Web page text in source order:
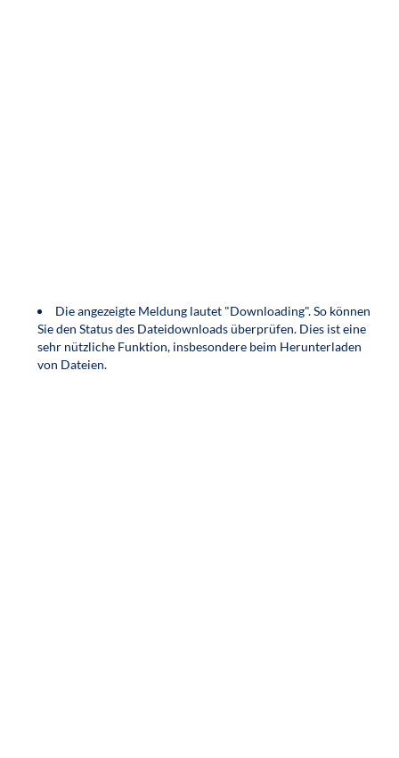
Die angezeigte Meldung lautet "Downloading". So können
Sie den Status des Dateidownloads überprüfen. Dies ist eine
sehr nützliche Funktion, insbesondere beim Herunterladen
von Dateien.